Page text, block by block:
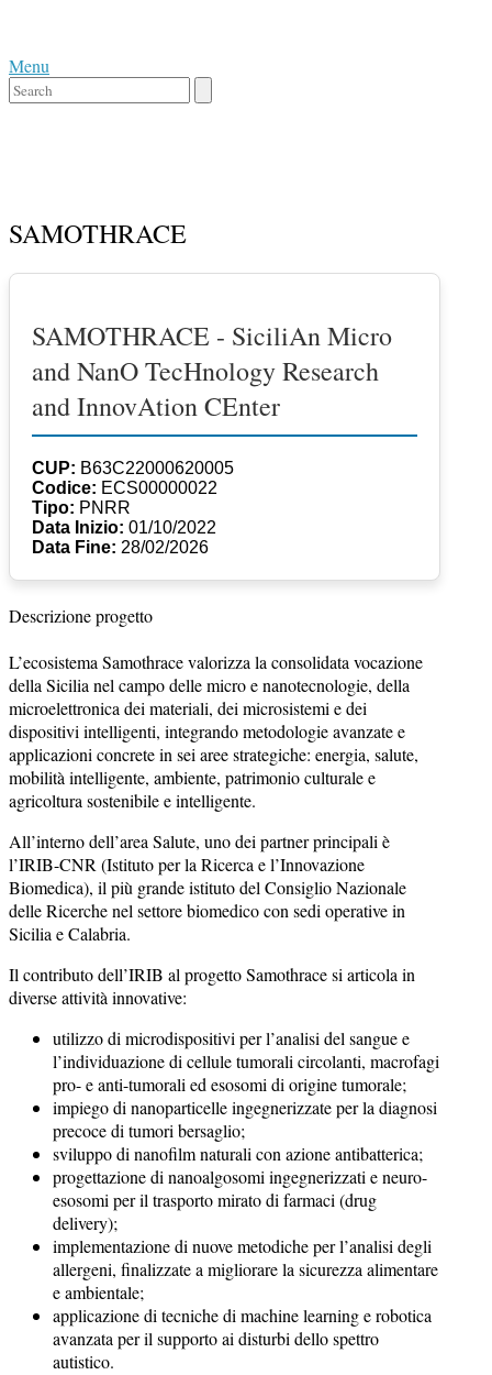
content
Menu
SAMOTHRACE
SAMOTHRACE - SiciliAn Micro
and NanO TecHnology Research
and InnovAtion CEnter
CUP: B63C22000620005
Codice: ECS00000022
Tipo: PNRR
Data Inizio: 01/10/2022
Data Fine: 28/02/2026
Descrizione progetto
L’ecosistema Samothrace valorizza la consolidata vocazione
della Sicilia nel campo delle micro e nanotecnologie, della
microelettronica dei materiali, dei microsistemi e dei
dispositivi intelligenti, integrando metodologie avanzate e
applicazioni concrete in sei aree strategiche: energia, salute,
mobilità intelligente, ambiente, patrimonio culturale e
agricoltura sostenibile e intelligente.
All’interno dell’area Salute, uno dei partner principali è
l’IRIB-CNR (Istituto per la Ricerca e l’Innovazione
Biomedica), il più grande istituto del Consiglio Nazionale
delle Ricerche nel settore biomedico con sedi operative in
Sicilia e Calabria.
Il contributo dell’IRIB al progetto Samothrace si articola in
diverse attività innovative:
utilizzo di microdispositivi per l’analisi del sangue e
l’individuazione di cellule tumorali circolanti, macrofagi
pro- e anti-tumorali ed esosomi di origine tumorale;
impiego di nanoparticelle ingegnerizzate per la diagnosi
precoce di tumori bersaglio;
sviluppo di nanofilm naturali con azione antibatterica;
progettazione di nanoalgosomi ingegnerizzati e neuro-
esosomi per il trasporto mirato di farmaci (drug
delivery);
implementazione di nuove metodiche per l’analisi degli
allergeni, finalizzate a migliorare la sicurezza alimentare
e ambientale;
applicazione di tecniche di machine learning e robotica
avanzata per il supporto ai disturbi dello spettro
autistico.